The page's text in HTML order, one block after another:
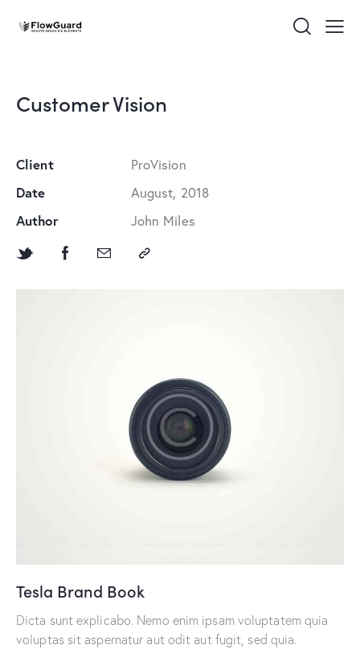
Customer Vision
Client
ProVision
Date
August, 2018
Author
John Miles
Tesla Brand Book
Dicta sunt explicabo. Nemo enim ipsam voluptatem quia
voluptas sit aspernatur aut odit aut fugit, sed quia.